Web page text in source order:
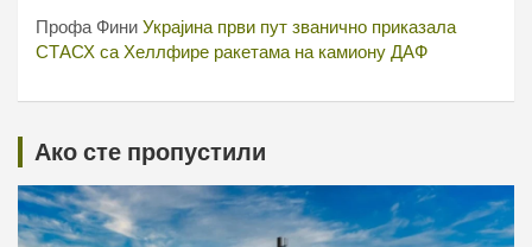
Профа Фини Украјина први пут званично приказала
СТАСХ са Хеллфире ракетама на камиону ДАФ
Ако сте пропустили